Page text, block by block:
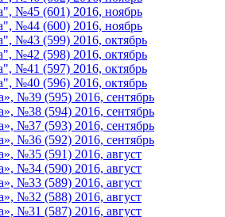
№45 (601) 2016, ноябрь
№44 (600) 2016, ноябрь
№43 (599) 2016, октябрь
№42 (598) 2016, октябрь
№41 (597) 2016, октябрь
№40 (596) 2016, октябрь
№39 (595) 2016, сентябрь
№38 (594) 2016, сентябрь
№37 (593) 2016, сентябрь
№36 (592) 2016, сентябрь
№35 (591) 2016, август
№34 (590) 2016, август
№33 (589) 2016, август
№32 (588) 2016, август
№31 (587) 2016, август